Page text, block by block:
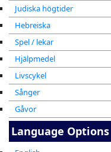
Judiska högtider
Hebreiska
Spel / lekar
Hjälpmedel
Livscykel
Sånger
Gåvor
Language Options